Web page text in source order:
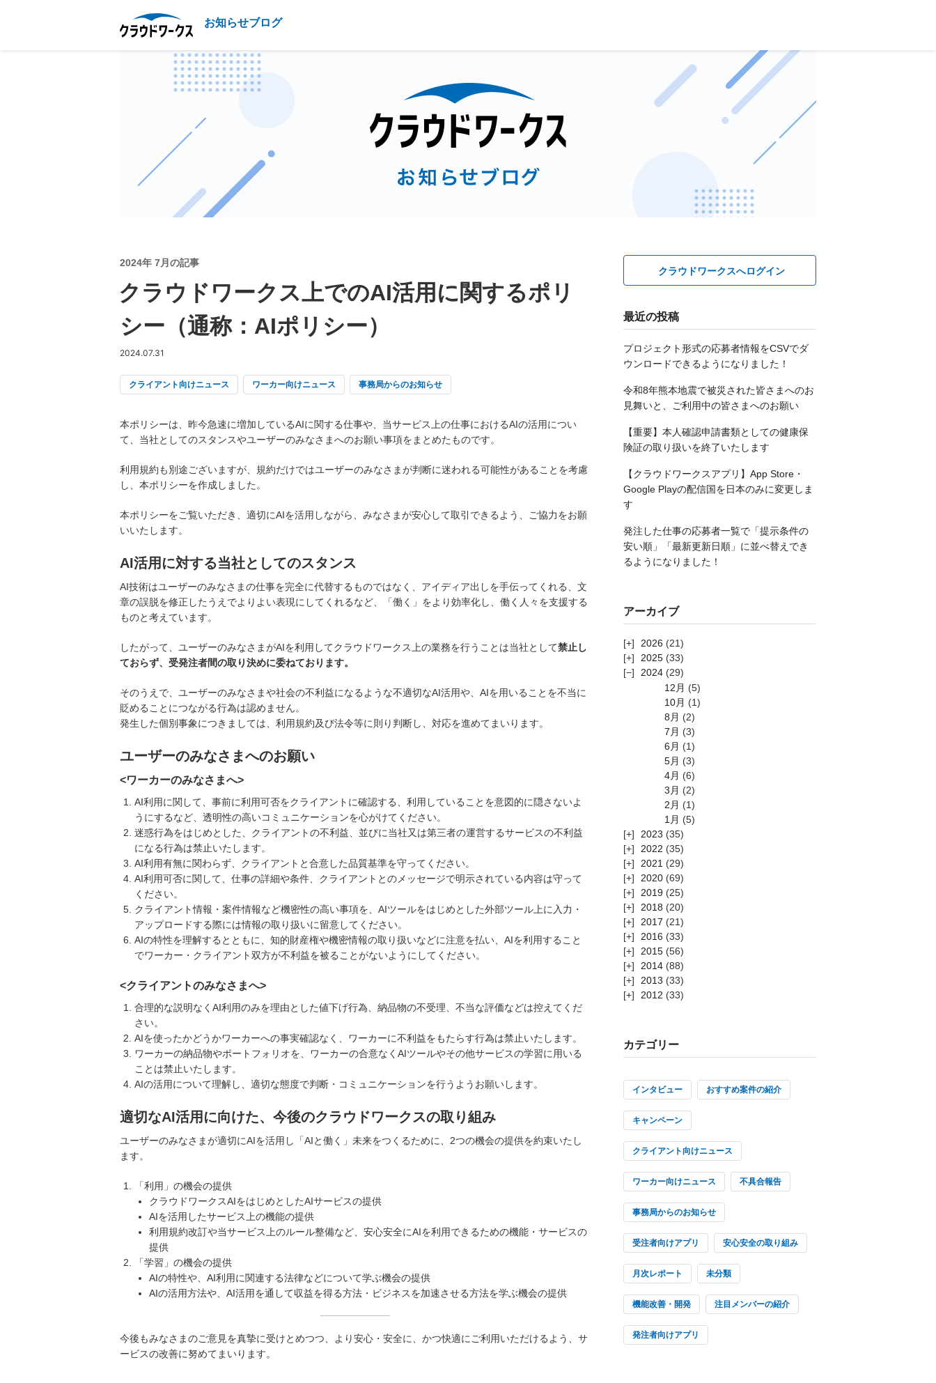
お知らせブログ
2024年 7月の記事
クラウドワークス上でのAI活用に関するポリ
シー（通称：AIポリシー）
2024.07.31
クライアント向けニュース ワーカー向けニュース 事務局からのお知らせ
本ポリシーは、昨今急速に増加しているAIに関する仕事や、当サービス上の仕事におけるAIの活用につい
て、当社としてのスタンスやユーザーのみなさまへのお願い事項をまとめたものです。
利用規約も別途ございますが、規約だけではユーザーのみなさまが判断に迷われる可能性があることを考慮
し、本ポリシーを作成しました。
本ポリシーをご覧いただき、適切にAIを活用しながら、みなさまが安心して取引できるよう、ご協力をお願
いいたします。
AI活用に対する当社としてのスタンス
AI技術はユーザーのみなさまの仕事を完全に代替するものではなく、アイディア出しを手伝ってくれる、文
章の誤脱を修正したうえでよりよい表現にしてくれるなど、「働く」をより効率化し、働く人々を支援する
ものと考えています。
したがって、ユーザーのみなさまがAIを利用してクラウドワークス上の業務を行うことは当社として禁止し
ておらず、受発注者間の取り決めに委ねております。
そのうえで、ユーザーのみなさまや社会の不利益になるような不適切なAI活用や、AIを用いることを不当に
貶めることにつながる行為は認めません。
発生した個別事象につきましては、利用規約及び法令等に則り判断し、対応を進めてまいります。
ユーザーのみなさまへのお願い
<ワーカーのみなさまへ>
AI利用に関して、事前に利用可否をクライアントに確認する、利用していることを意図的に隠さないよ
うにするなど、透明性の高いコミュニケーションを心がけてください。
迷惑行為をはじめとした、クライアントの不利益、並びに当社又は第三者の運営するサービスの不利益
になる行為は禁止いたします。
AI利用有無に関わらず、クライアントと合意した品質基準を守ってください。
AI利用可否に関して、仕事の詳細や条件、クライアントとのメッセージで明示されている内容は守って
ください。
クライアント情報・案件情報など機密性の高い事項を、AIツールをはじめとした外部ツール上に入力・
アップロードする際には情報の取り扱いに留意してください。
AIの特性を理解するとともに、知的財産権や機密情報の取り扱いなどに注意を払い、AIを利用すること
でワーカー・クライアント双方が不利益を被ることがないようにしてください。
<クライアントのみなさまへ>
合理的な説明なくAI利用のみを理由とした値下げ行為、納品物の不受理、不当な評価などは控えてくだ
さい。
AIを使ったかどうかワーカーへの事実確認なく、ワーカーに不利益をもたらす行為は禁止いたします。
ワーカーの納品物やポートフォリオを、ワーカーの合意なくAIツールやその他サービスの学習に用いる
ことは禁止いたします。
AIの活用について理解し、適切な態度で判断・コミュニケーションを行うようお願いします。
適切なAI活用に向けた、今後のクラウドワークスの取り組み
ユーザーのみなさまが適切にAIを活用し「AIと働く」未来をつくるために、2つの機会の提供を約束いたし
ます。
「利用」の機会の提供
クラウドワークスAIをはじめとしたAIサービスの提供
AIを活用したサービス上の機能の提供
利用規約改訂や当サービス上のルール整備など、安心安全にAIを利用できるための機能・サービスの
提供
「学習」の機会の提供
AIの特性や、AI利用に関連する法律などについて学ぶ機会の提供
AIの活用方法や、AI活用を通して収益を得る方法・ビジネスを加速させる方法を学ぶ機会の提供
今後もみなさまのご意見を真摯に受けとめつつ、より安心・安全に、かつ快適にご利用いただけるよう、サ
ービスの改善に努めてまいります。
クラウドワークスへログイン
最近の投稿
プロジェクト形式の応募者情報をCSVでダ
ウンロードできるようになりました！
令和8年熊本地震で被災された皆さまへのお
見舞いと、ご利用中の皆さまへのお願い
【重要】本人確認申請書類としての健康保
険証の取り扱いを終了いたします
【クラウドワークスアプリ】App Store・
Google Playの配信国を日本のみに変更しま
す
発注した仕事の応募者一覧で「提示条件の
安い順」「最新更新日順」に並べ替えでき
るようになりました！
アーカイブ
2026 (21)
2025 (33)
2024 (29)
12月 (5)
10月 (1)
8月 (2)
7月 (3)
6月 (1)
5月 (3)
4月 (6)
3月 (2)
2月 (1)
1月 (5)
2023 (35)
2022 (35)
2021 (29)
2020 (69)
2019 (25)
2018 (20)
2017 (21)
2016 (33)
2015 (56)
2014 (88)
2013 (33)
2012 (33)
カテゴリー
インタビュー おすすめ案件の紹介
キャンペーン
クライアント向けニュース
ワーカー向けニュース 不具合報告
事務局からのお知らせ
受注者向けアプリ 安心安全の取り組み
月次レポート 未分類
機能改善・開発 注目メンバーの紹介
発注者向けアプリ